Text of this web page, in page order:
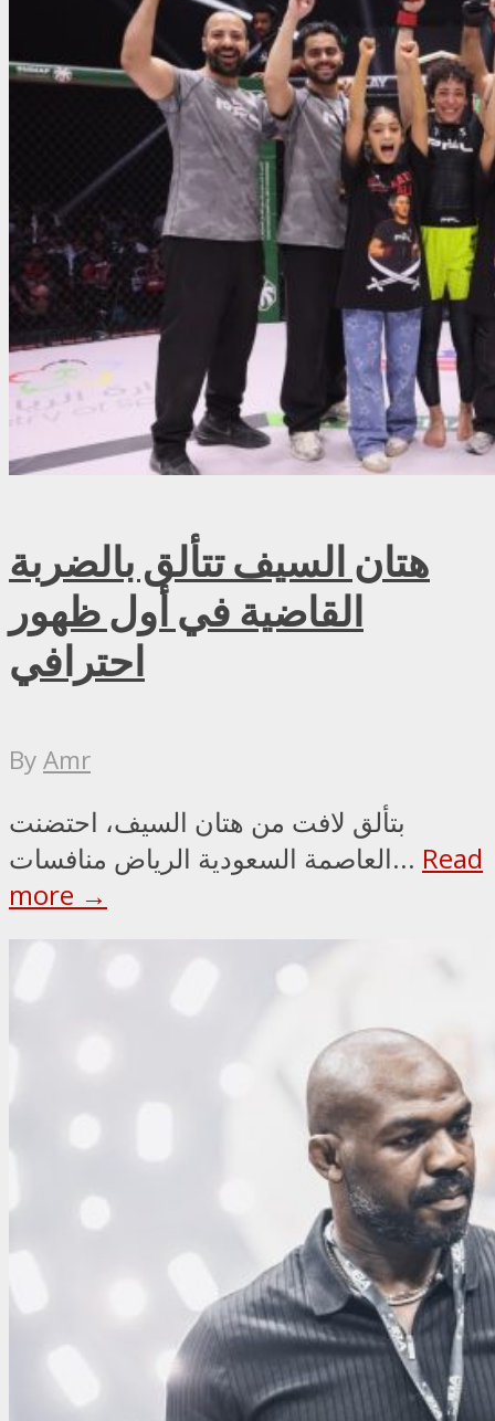
هتان السيف تتألق بالضربة
القاضية في أول ظهور
احترافي
ByAmr
بتألق لافت من هتان السيف، احتضنت
العاصمة السعودية الرياض منافسات... Read
more →